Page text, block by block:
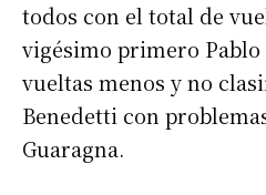
Apellidos
todos con el total de
vigésimo primero
vueltas menos y no
Benedetti con
Guaragna.